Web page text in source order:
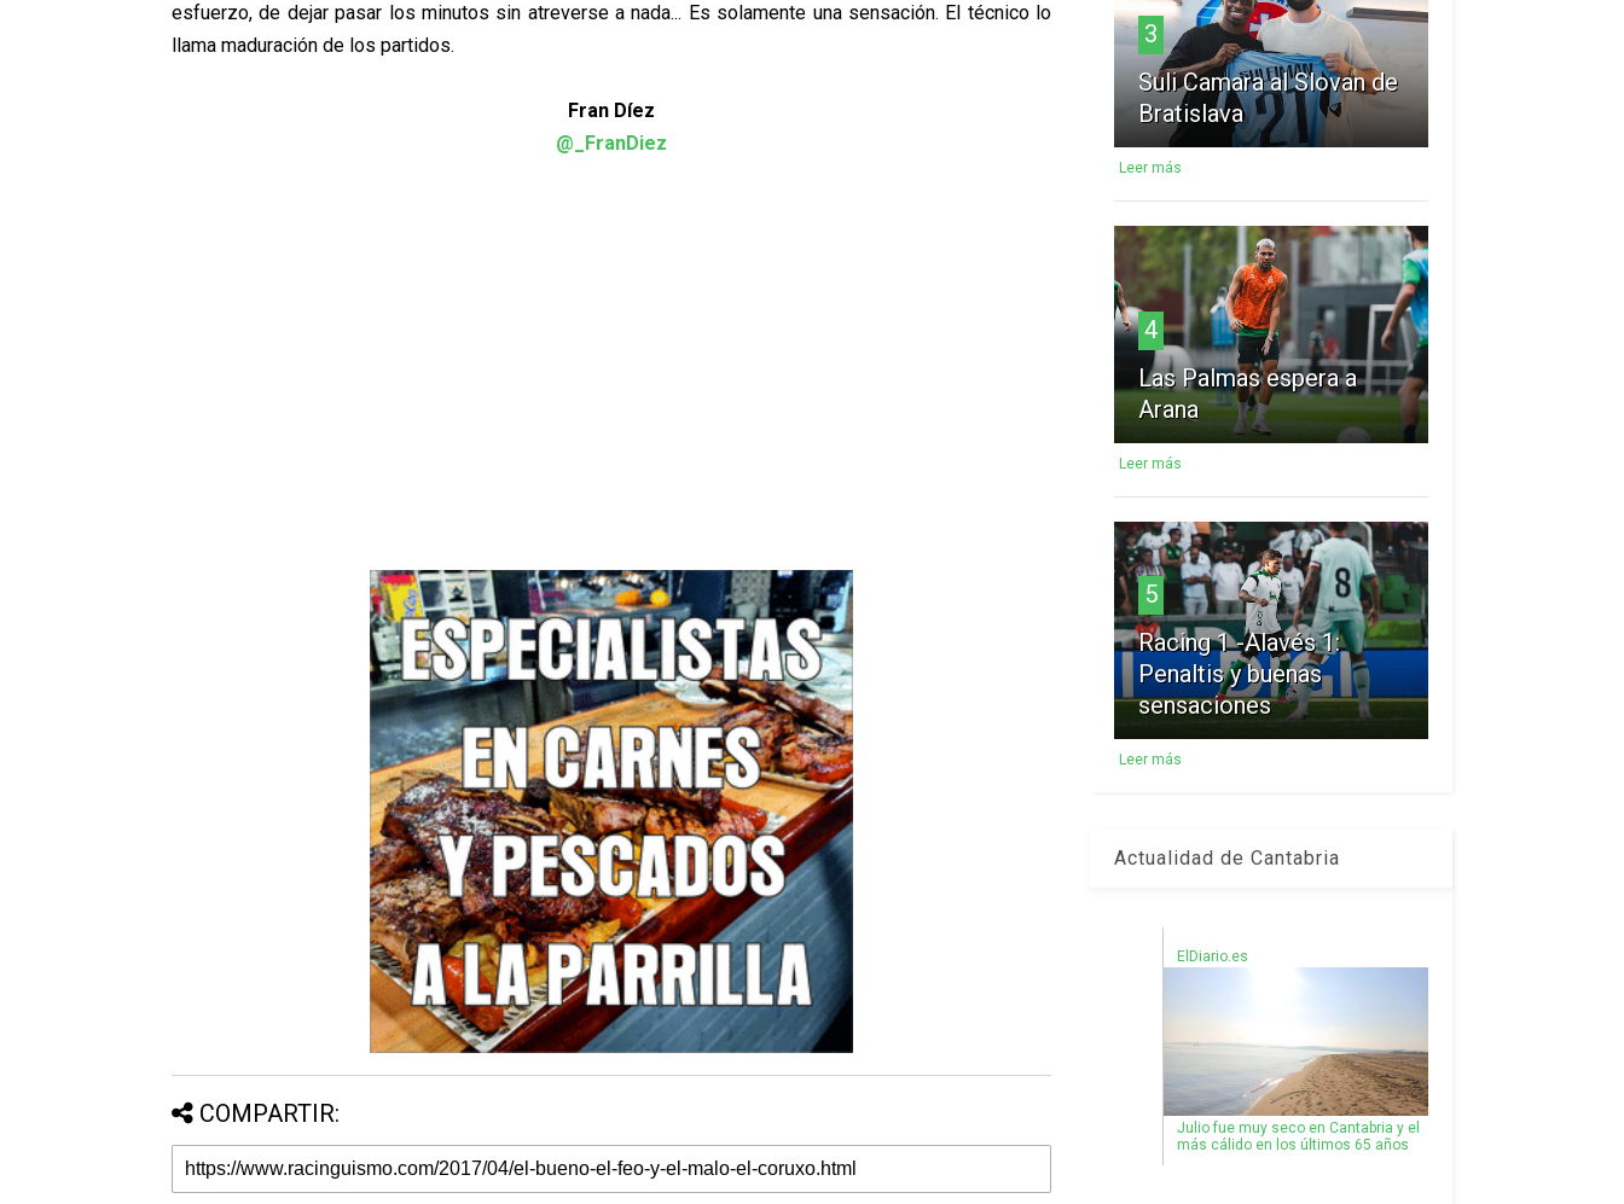
esfuerzo, de dejar pasar los minutos sin atreverse a nada... Es solamente una sensación. El técnico lo
llama maduración de los partidos.
Fran Díez
@_FranDiez
COMPARTIR:
3
Suli Camara al Slovan de
Bratislava
Leer más
4
Las Palmas espera a
Arana
Leer más
5
Racing 1 -Alavés 1:
Penaltis y buenas
sensaciones
Leer más
Actualidad de Cantabria
ElDiario.es
Julio fue muy seco en Cantabria y el
más cálido en los últimos 65 años